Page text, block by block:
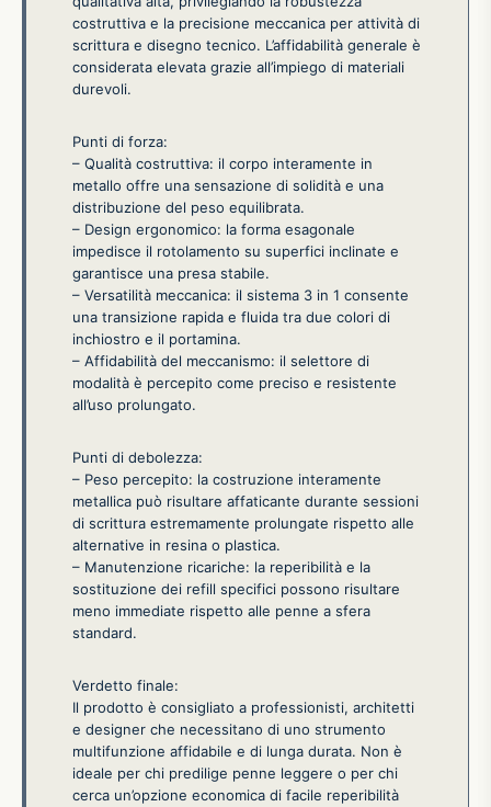
costruttiva e la precisione meccanica per attività di
scrittura e disegno tecnico. L’affidabilità generale è
considerata elevata grazie all’impiego di materiali
durevoli.
Punti di forza:
– Qualità costruttiva: il corpo interamente in
metallo offre una sensazione di solidità e una
distribuzione del peso equilibrata.
– Design ergonomico: la forma esagonale
impedisce il rotolamento su superfici inclinate e
garantisce una presa stabile.
– Versatilità meccanica: il sistema 3 in 1 consente
una transizione rapida e fluida tra due colori di
inchiostro e il portamina.
– Affidabilità del meccanismo: il selettore di
modalità è percepito come preciso e resistente
all’uso prolungato.
Punti di debolezza:
– Peso percepito: la costruzione interamente
metallica può risultare affaticante durante sessioni
di scrittura estremamente prolungate rispetto alle
alternative in resina o plastica.
– Manutenzione ricariche: la reperibilità e la
sostituzione dei refill specifici possono risultare
meno immediate rispetto alle penne a sfera
standard.
Verdetto finale:
Il prodotto è consigliato a professionisti, architetti
e designer che necessitano di uno strumento
multifunzione affidabile e di lunga durata. Non è
ideale per chi predilige penne leggere o per chi
cerca un’opzione economica di facile reperibilità